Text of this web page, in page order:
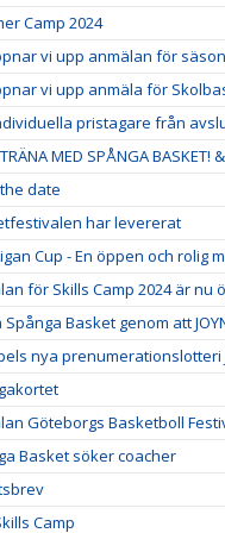
Camp 2024
vi upp anmälan för
vi upp anmäla för
pristagare från
MED SPÅNGA BASKET!
date
har levererat
Cup - En öppen och rolig
för Skills Camp 2024 är nu
Spånga Basket genom att
nya prenumerationslotteri
Göteborgs Basketboll
Basket söker coacher
Camp